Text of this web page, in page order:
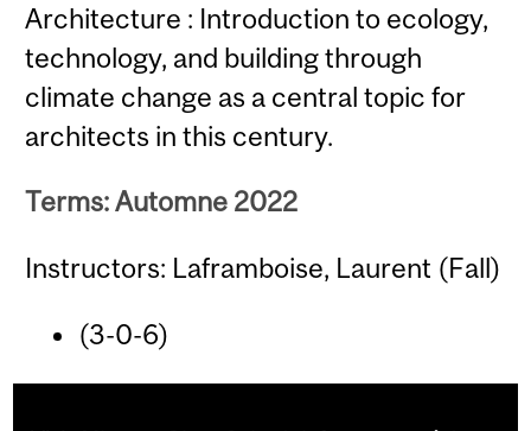
Architecture : Introduction to ecology,
technology, and building through
climate change as a central topic for
architects in this century.
Terms: Automne 2022
Instructors: Laframboise, Laurent (Fall)
(3-0-6)